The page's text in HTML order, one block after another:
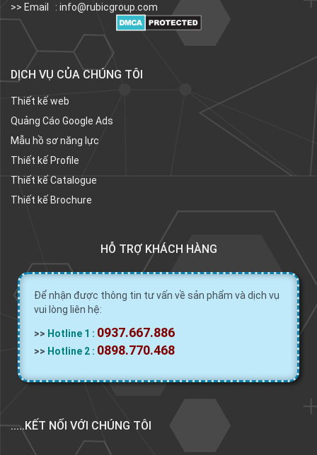
>> Email : info@rubicgroup.com
DỊCH VỤ CỦA CHÚNG TÔI
Thiết kế web
Quảng Cáo Google Ads
Mẫu hồ sơ năng lực
Thiết kế Profile
Thiết kế Catalogue
Thiết kế Brochure
HỖ TRỢ KHÁCH HÀNG
Để nhận được thông tin tư vấn về sản phẩm và dịch vụ
vui lòng liên hệ:
>> Hotline 1 : 0937.667.886
>> Hotline 2 : 0898.770.468
.....KẾT NỐI VỚI CHÚNG TÔI